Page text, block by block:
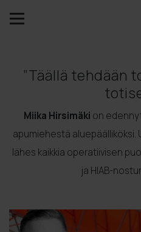
”Täällä tehdään
Miika Hirsimäki on
apumiehestä aluepäälliköksi.
lähes kaikkia operatiivisen
ja HIAB-